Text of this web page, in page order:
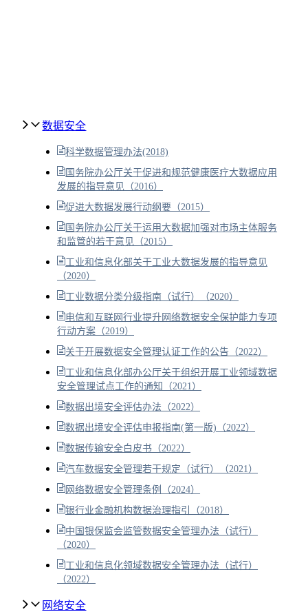
数据安全
科学数据管理办法(2018)
国务院办公厅关于促进和规范健康医疗大数据应用
发展的指导意见（2016）
促进大数据发展行动纲要（2015）
国务院办公厅关于运用大数据加强对市场主体服务
和监管的若干意见（2015）
工业和信息化部关于工业大数据发展的指导意见
（2020）
工业数据分类分级指南（试行）（2020）
电信和互联网行业提升网络数据安全保护能力专项
行动方案（2019）
关于开展数据安全管理认证工作的公告（2022）
工业和信息化部办公厅关于组织开展工业领域数据
安全管理试点工作的通知（2021）
数据出境安全评估办法（2022）
数据出境安全评估申报指南(第一版)（2022）
数据传输安全白皮书（2022）
汽车数据安全管理若干规定（试行）（2021）
网络数据安全管理条例（2024）
银行业金融机构数据治理指引（2018）
中国银保监会监管数据安全管理办法（试行）
（2020）
工业和信息化领域数据安全管理办法（试行）
（2022）
网络安全